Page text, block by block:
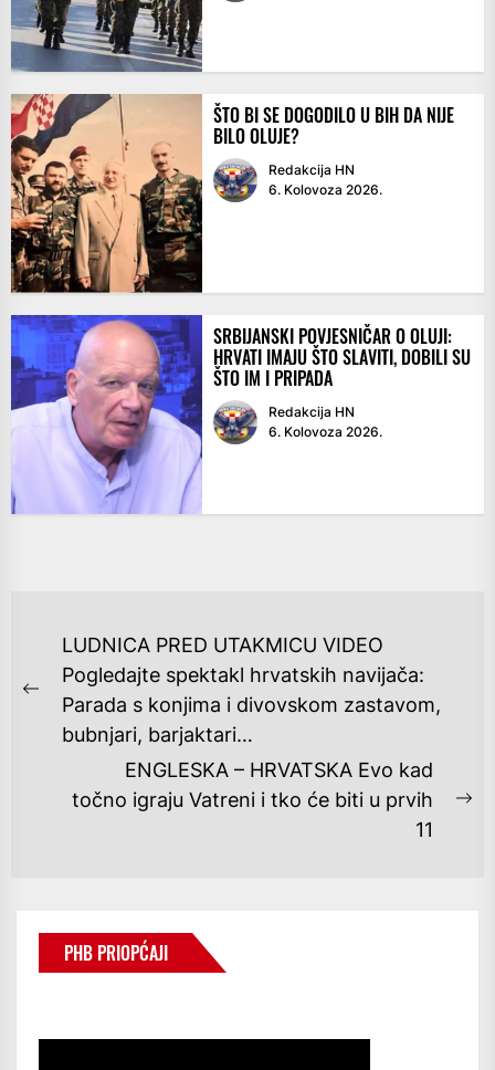
ŠTO BI SE DOGODILO U BIH DA NIJE
BILO OLUJE?
Redakcija HN
6. Kolovoza 2026.
SRBIJANSKI POVJESNIČAR O OLUJI:
HRVATI IMAJU ŠTO SLAVITI, DOBILI SU
ŠTO IM I PRIPADA
Redakcija HN
6. Kolovoza 2026.
NAVIGACIJA
OBJAVA
Previous
post:
LUDNICA PRED UTAKMICU VIDEO
Pogledajte spektakl hrvatskih navijača:
Parada s konjima i divovskom zastavom,
bubnjari, barjaktari…
ENGLESKA – HRVATSKA Evo kad
točno igraju Vatreni i tko će biti u prvih
11
PHB PRIOPĆAJI